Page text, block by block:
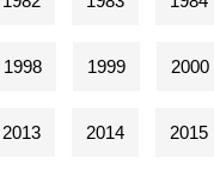
1998 1999 2000
2013 2014 2015